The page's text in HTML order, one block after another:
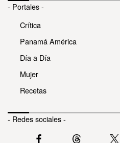
- Portales -
Crítica
Panamá América
Día a Día
Mujer
Recetas
- Redes sociales -